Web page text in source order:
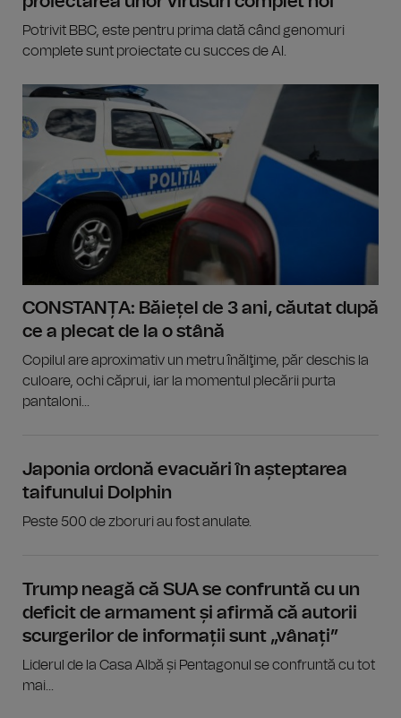
Potrivit BBC, este pentru prima dată când genomuri
complete sunt proiectate cu succes de AI.
CONSTANȚA: Băiețel de 3 ani, căutat după
ce a plecat de la o stână
Copilul are aproximativ un metru înălţime, păr deschis la
culoare, ochi căprui, iar la momentul plecării purta
pantaloni...
Japonia ordonă evacuări în așteptarea
taifunului Dolphin
Peste 500 de zboruri au fost anulate.
Trump neagă că SUA se confruntă cu un
deficit de armament și afirmă că autorii
scurgerilor de informații sunt „vânați”
Liderul de la Casa Albă și Pentagonul se confruntă cu tot
mai...